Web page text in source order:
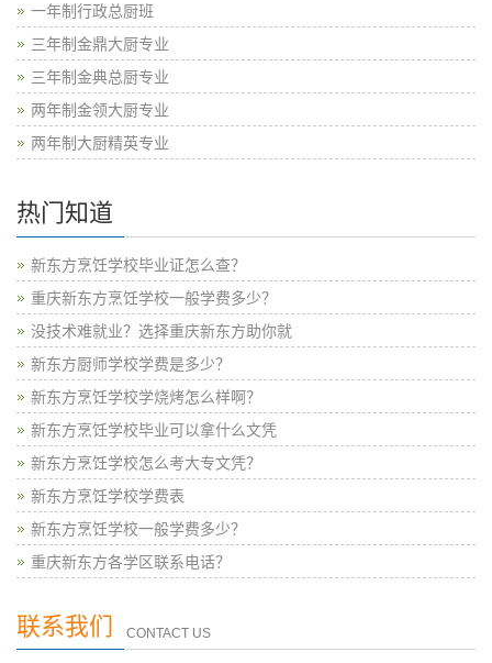
一年制行政总厨班
三年制金鼎大厨专业
三年制金典总厨专业
两年制金领大厨专业
两年制大厨精英专业
热门知道
新东方烹饪学校毕业证怎么查？
重庆新东方烹饪学校一般学费多少？
没技术难就业？选择重庆新东方助你就
新东方厨师学校学费是多少？
新东方烹饪学校学烧烤怎么样啊？
新东方烹饪学校毕业可以拿什么文凭
新东方烹饪学校怎么考大专文凭？
新东方烹饪学校学费表
新东方烹饪学校一般学费多少？
重庆新东方各学区联系电话？
联系我们 CONTACT US